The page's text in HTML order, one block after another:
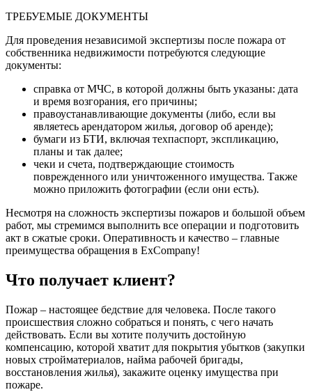
ТРЕБУЕМЫЕ ДОКУМЕНТЫ
Для проведения независимой экспертизы после пожара от
собственника недвижимости потребуются следующие
документы:
справка от МЧС, в которой должны быть указаны: дата
и время возгорания, его причины;
правоустанавливающие документы (либо, если вы
являетесь арендатором жилья, договор об аренде);
бумаги из БТИ, включая техпаспорт, экспликацию,
планы и так далее;
чеки и счета, подтверждающие стоимость
поврежденного или уничтоженного имущества. Также
можно приложить фотографии (если они есть).
Несмотря на сложность экспертизы пожаров и большой объем
работ, мы стремимся выполнить все операции и подготовить
акт в сжатые сроки. Оперативность и качество – главные
преимущества обращения в ExCompany!
Что получает клиент?
Пожар – настоящее бедствие для человека. После такого
происшествия сложно собраться и понять, с чего начать
действовать. Если вы хотите получить достойную
компенсацию, которой хватит для покрытия убытков (закупки
новых стройматериалов, найма рабочей бригады,
восстановления жилья), закажите оценку имущества при
пожаре.